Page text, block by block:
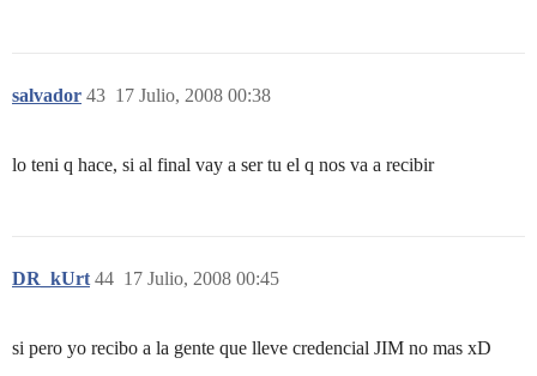
salvador 17 Julio, 2008 00:38
43
lo teni q hace, si al final vay a ser tu el q nos va a recibir
DR_kUrt 17 Julio, 2008 00:45
44
si pero yo recibo a la gente que lleve credencial JIM no mas xD